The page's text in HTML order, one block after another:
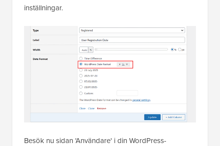
inställningar.
Besök nu sidan 'Användare' i din WordPress-